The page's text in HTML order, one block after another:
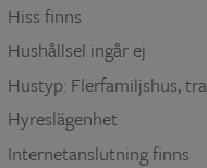
Hiss finns
Hushållsel ingår ej
Hustyp: Flerfamiljshus,
Hyreslägenhet
Internetanslutning finns